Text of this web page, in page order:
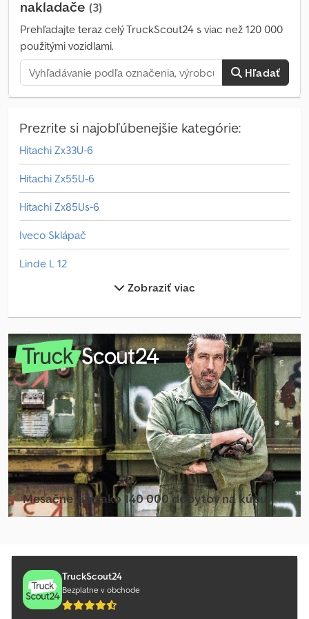
signalizácia na stroji. Kompatibilita: Sada je kompatibilná s
kompaktnými nakladačmi, pásovými nakladačmi a nakladačmi s
pohonom všetkých kolies značky Bobcat, ktoré sú vybavené
systémom SJC (Selectable Joystick Control). (Overte si prosím
sériové číslo Vášho stroja alebo nám ho zašlite na preverenie
kompatibility!) Crjdjyi E Iwopfx Af Rsf
nakladače (3)
Prehľadajte teraz celý TruckScout24 s viac než 120 000
použitými vozidlami.
Hľadať
Prezrite si najobľúbenejšie kategórie:
Hitachi Zx33U-6
Hitachi Zx55U-6
Hitachi Zx85Us-6
Iveco Sklápač
Linde L 12
Manévrovací Vozidlo
Mercedes Benz Minibus
Mercedes Benz Sklápač
Mercedes Benz Traktor
Mercedes-Benz Actros
Mercedes-Benz Atego 1200
Mercedes-Benz Atego 1500
Mercedes-Benz Citaro
Mercedes-Benz Sprinter 316
Mercedes-Benz Sprinter 500
Zobraziť viac
Mesačne viac ako 140 000 dopytov na kúpu
TruckScout24
Bezplatne v obchode